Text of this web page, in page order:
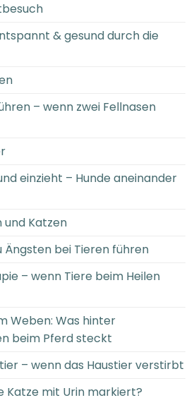
& gesund durch die
– wenn zwei Fellnasen
einzieht – Hunde aneinander
und Katzen
Ängsten bei Tieren führen
– wenn Tiere beim Heilen
Weben: Was hinter
beim Pferd steckt
– wenn das Haustier verstirbt
Katze mit Urin markiert?